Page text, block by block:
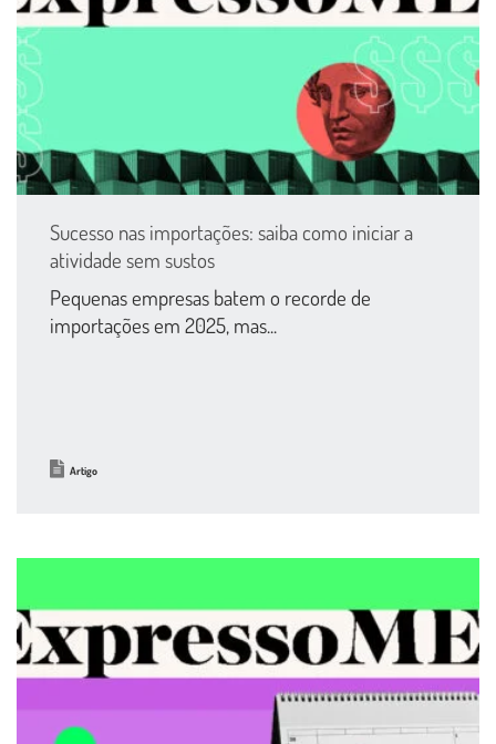
Sucesso nas importações: saiba como iniciar a
atividade sem sustos
Pequenas empresas batem o recorde de
importações em 2025, mas...
Artigo